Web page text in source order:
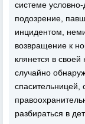
системе
подозрение,
инцидентом,
возвращение к
клянется в
случайно
спасительницей,
разбираться в